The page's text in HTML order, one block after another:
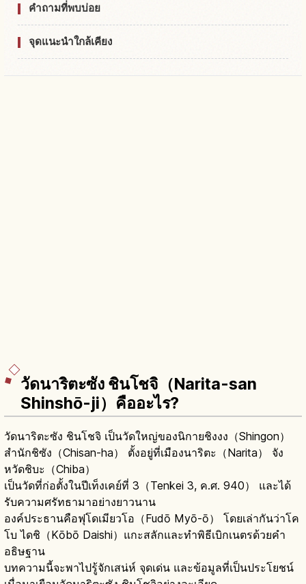
คำถามที่พบบ่อย
จุดแนะนำใกล้เคียง
วัดนาริตะซัง ชินโชจิ（Narita-san
Shinshō-ji）คืออะไร?
วัดนาริตะซัง ชินโชจิ เป็นวัดใหญ่ของนิกายชิงงง（Shingon）
สำนักชิซัง（Chisan-ha） ตั้งอยู่ที่เมืองนาริตะ（Narita） จัง
หวัดชิบะ（Chiba）
เป็นวัดที่ก่อตั้งในปีเท็งเคย์ที่ 3（Tenkei 3, ค.ศ. 940） และได้
รับความศรัทธามาอย่างยาวนาน
องค์ประธานคือฟุโดเมียวโอ（Fudō Myō-ō） โดยเล่ากันว่าโค
โบ ไดชิ（Kōbō Daishi）แกะสลักและทำพิธีเบิกเนตรด้วยคำ
อธิษฐาน
บทความนี้จะพาไปรู้จักเสน่ห์ จุดเด่น และข้อมูลที่เป็นประโยชน์